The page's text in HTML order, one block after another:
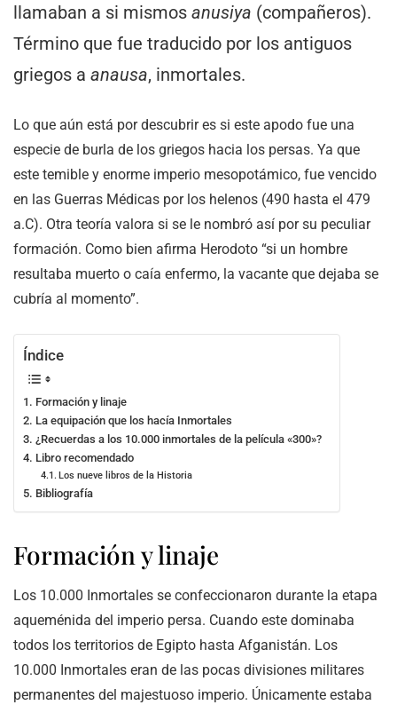
llamaban a si mismos anusiya (compañeros).
Término que fue traducido por los antiguos
griegos a anausa, inmortales.
Lo que aún está por descubrir es si este apodo fue una
especie de burla de los griegos hacia los persas. Ya que
este temible y enorme imperio mesopotámico, fue vencido
en las Guerras Médicas por los helenos (490 hasta el 479
a.C). Otra teoría valora si se le nombró así por su peculiar
formación. Como bien afirma Herodoto “si un hombre
resultaba muerto o caía enfermo, la vacante que dejaba se
cubría al momento”.
Índice
Formación y linaje
La equipación que los hacía Inmortales
¿Recuerdas a los 10.000 inmortales de la película «300»?
Libro recomendado
Los nueve libros de la Historia
Bibliografía
Formación y linaje
Los 10.000 Inmortales se confeccionaron durante la etapa
aqueménida del imperio persa. Cuando este dominaba
todos los territorios de Egipto hasta Afganistán. Los
10.000 Inmortales eran de las pocas divisiones militares
permanentes del majestuoso imperio. Únicamente estaba